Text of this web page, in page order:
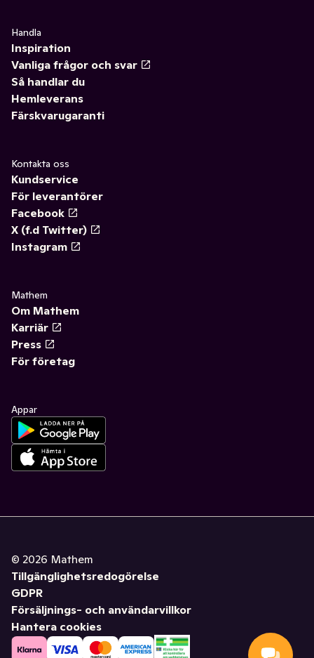
Handla
Inspiration
Vanliga frågor och svar
Så handlar du
Hemleverans
Färskvarugaranti
Kontakta oss
Kundservice
För leverantörer
Facebook
X (f.d Twitter)
Instagram
Mathem
Om Mathem
Karriär
Press
För företag
Appar
© 2026 Mathem
Tillgänglighetsredogörelse
GDPR
Försäljnings- och användarvillkor
Hantera cookies